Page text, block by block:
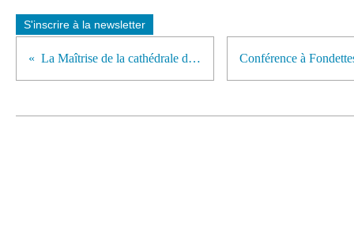
S'inscrire à la newsletter
La Maîtrise de la cathédrale de Tours vous attend